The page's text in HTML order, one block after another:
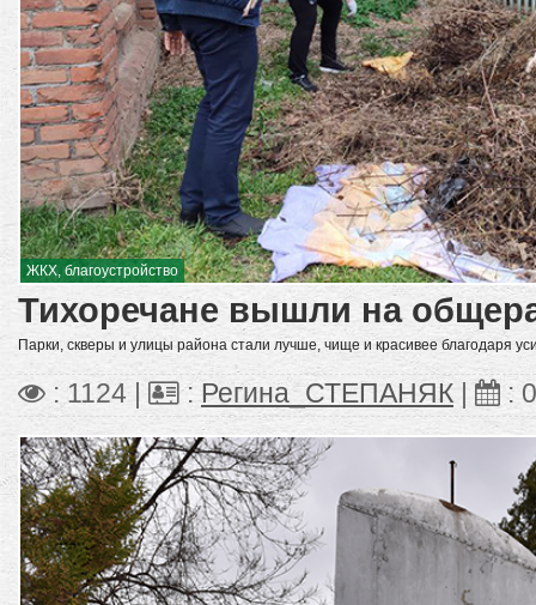
ЖКХ, благоустройство
Тихоречане вышли на
Парки, скверы и улицы района стали лучше, чище и красивее благодаря
: 1124 | :Регина_СТЕПАНЯК :